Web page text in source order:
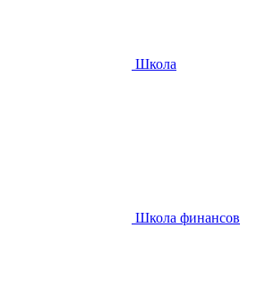
Школа
Школа финансов